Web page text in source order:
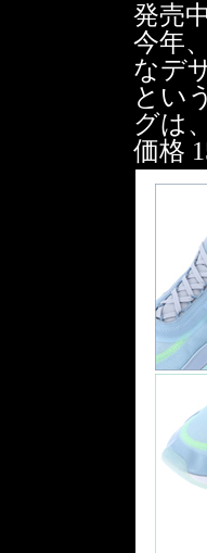
発売
今年
なデ
という
グは
価格